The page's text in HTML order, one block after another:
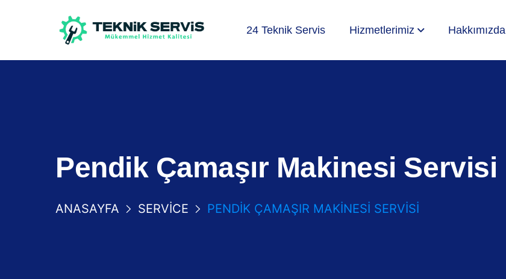
24 Teknik Servis Hizmetlerimiz Hakkımızda
Pendik Çamaşır Makinesi Servisi
ANASAYFA SERVICE PENDIK ÇAMAŞIR MAKINESI SERVISI